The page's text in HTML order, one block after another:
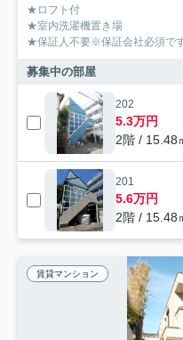
★ロフト付
★室内洗濯機置き場
★保証人不要※保証会社必須で
募集中の部屋
202
5.3万円
2階 / 15.48
201
5.6万円
2階 / 15.48
賃貸マンション